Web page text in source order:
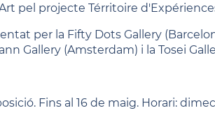
pel projecte Térritoire
per la Fifty Dots Gallery
Gallery (Amsterdam) i la Tosei
Fins al 16 de maig. Horari: